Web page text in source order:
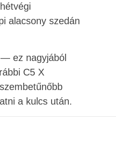
alacsony szedán
ez nagyjából
C5 X
a kulcs után.